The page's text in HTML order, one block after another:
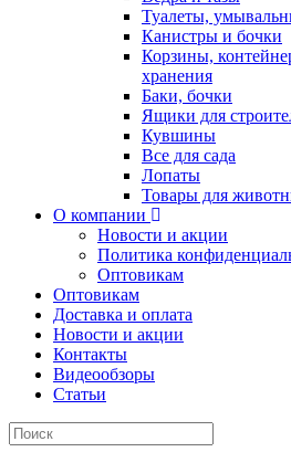
Туалеты,
Канистры и бочки
Корзины,
хранения
Баки, бочки
Ящики для
Кувшины
Все для сада
Лопаты
Товары для
О компании
Новости и акции
Политика
Оптовикам
Оптовикам
Доставка и оплата
Новости и акции
Контакты
Видеообзоры
Статьи